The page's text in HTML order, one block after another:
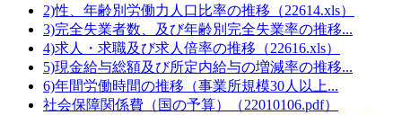
2)性、年齢別労働力人口比率の推移（22614.xls）
3)完全失業者数、及び年齢別完全失業率の推移...
4)求人・求職及び求人倍率の推移（22616.xls）
5)現金給与総額及び所定内給与の増減率の推移...
6)年間労働時間の推移（事業所規模30人以上...
社会保障関係費（国の予算）（22010106.pdf）